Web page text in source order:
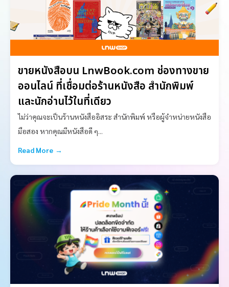
ขายหนังสือบน LnwBook.com ช่องทางขาย
ออนไลน์ ที่เชื่อมต่อร้านหนังสือ สำนักพิมพ์
และนักอ่านไว้ในที่เดียว
ไม่ว่าคุณจะเป็นร้านหนังสืออิสระ สำนักพิมพ์ หรือผู้จำหน่ายหนังสือ
มือสอง หากคุณมีหนังสือดี ๆ...
Read More →